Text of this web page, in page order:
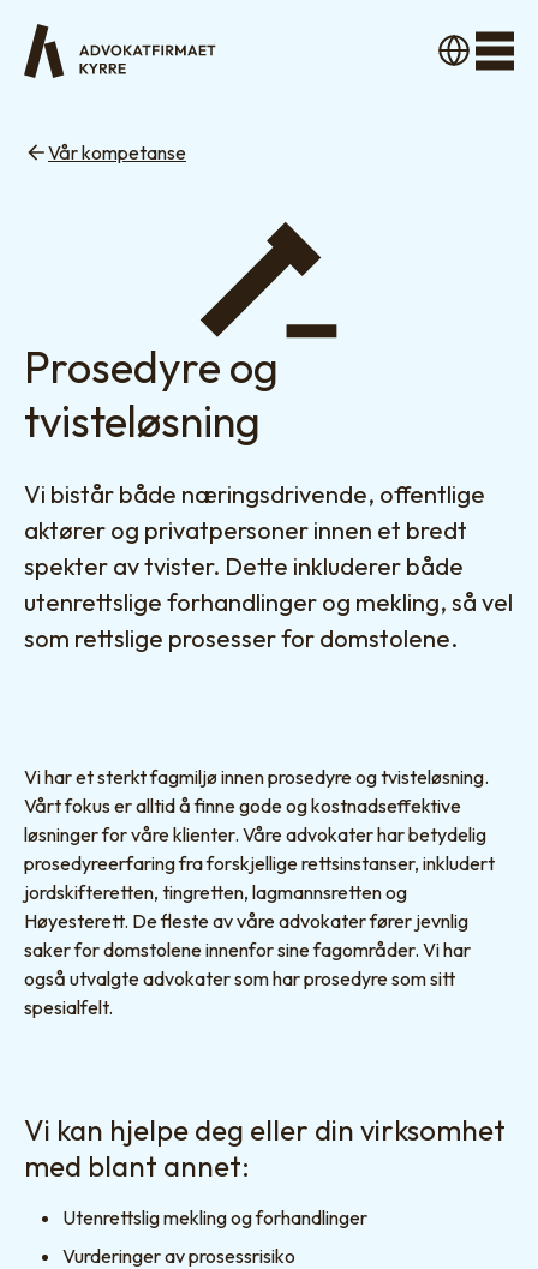
Vår kompetanse
Prosedyre og
tvisteløsning
Vi bistår både næringsdrivende, offentlige
aktører og privatpersoner innen et bredt
spekter av tvister. Dette inkluderer både
utenrettslige forhandlinger og mekling, så vel
som rettslige prosesser for domstolene.
Vi har et sterkt fagmiljø innen prosedyre og tvisteløsning.
Vårt fokus er alltid å finne gode og kostnadseffektive
løsninger for våre klienter. Våre advokater har betydelig
prosedyreerfaring fra forskjellige rettsinstanser, inkludert
jordskifteretten, tingretten, lagmannsretten og
Høyesterett. De fleste av våre advokater fører jevnlig
saker for domstolene innenfor sine fagområder. Vi har
også utvalgte advokater som har prosedyre som sitt
spesialfelt.
Vi kan hjelpe deg eller din virksomhet
med blant annet:
Utenrettslig mekling og forhandlinger
Vurderinger av prosessrisiko